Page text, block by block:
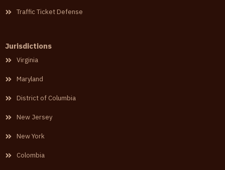
Traffic Ticket Defense
Jurisdictions
Virginia
Maryland
District of Columbia
New Jersey
New York
Colombia